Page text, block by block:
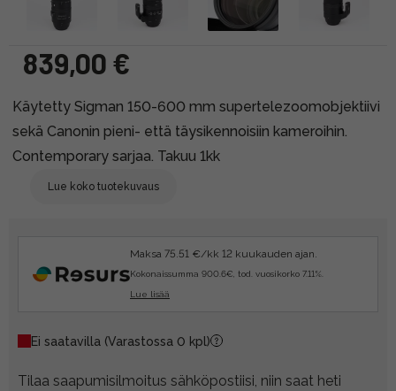
839,00 €
Käytetty Sigman 150-600 mm supertelezoomobjektiivi
sekä Canonin pieni- että täysikennoisiin kameroihin.
Contemporary sarjaa. Takuu 1kk
Lue koko tuotekuvaus
Maksa 75.51 €/kk 12 kuukauden ajan.
Kokonaissumma 900.6€, tod. vuosikorko 7.11%.
Lue lisää
Ei saatavilla (Varastossa 0 kpl)
Tilaa saapumisilmoitus sähköpostiisi, niin saat heti